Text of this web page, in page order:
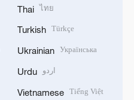
Thai ไทย
Turkish Türkçe
Ukrainian Українська
Urdu اردو
Vietnamese Tiếng Việt